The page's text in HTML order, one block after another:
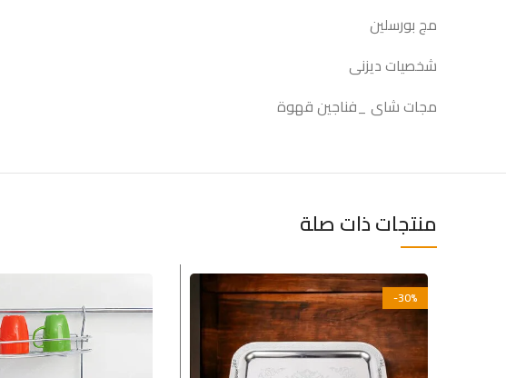
مج بورسلين
شخصيات ديزنى
مجات شاى _فناجين قهوة
منتجات ذات صلة
-30%